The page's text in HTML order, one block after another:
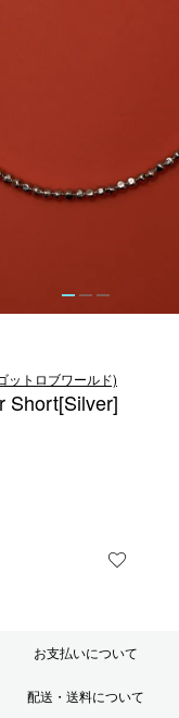
ットロブワールド)
Short[Silver]
お気
お支払いについて
配送・送料について